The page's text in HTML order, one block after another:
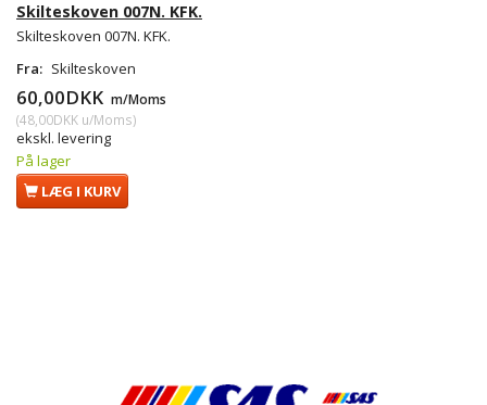
Skilteskoven 007N. KFK.
Skilteskoven 007N. KFK.
Fra: Skilteskoven
60,00DKK m/Moms
(48,00DKK u/Moms)
ekskl. levering
På lager
LÆG I KURV